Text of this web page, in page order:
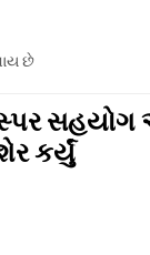
છે
સહયોગ
કર્યું